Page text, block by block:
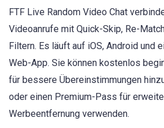
FTF Live Random Video Chat
Videoanrufe mit Quick-Skip, Re-
Filtern. Es läuft auf iOS, Android und
Web-App. Sie können kostenlos
für bessere Übereinstimmungen
oder einen Premium-Pass für
Werbeentfernung verwenden.